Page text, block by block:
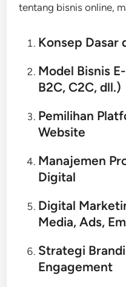
tentang bisnis online,
Konsep Dasar
Model Bisnis
B2C, C2C, dll.)
Pemilihan
Website
Manajemen
Digital
Digital
Media, Ads,
Strategi
Engagement